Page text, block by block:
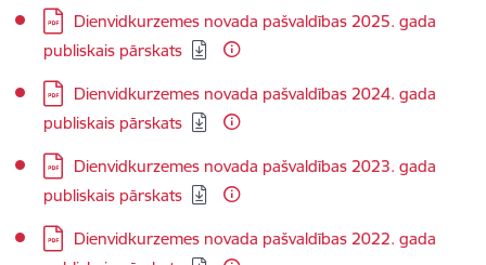
Lejupielādēt:
Dienvidkurzemes novada pašvaldības 2025. gada
publiskais pārskats
Lejupielādēt:
Dienvidkurzemes novada pašvaldības 2024. gada
publiskais pārskats
Lejupielādēt:
Dienvidkurzemes novada pašvaldības 2023. gada
publiskais pārskats
Lejupielādēt:
Dienvidkurzemes novada pašvaldības 2022. gada